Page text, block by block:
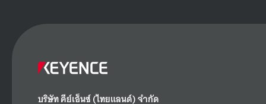
บริษัท คีย์เอ็นซ์ (ไทยแลนด์) จำกัด